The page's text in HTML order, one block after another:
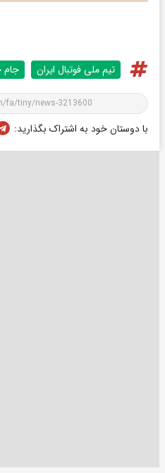
تیم ملی فوتبال ایران جام
با دوستان خود به اشتراک بگذارید: